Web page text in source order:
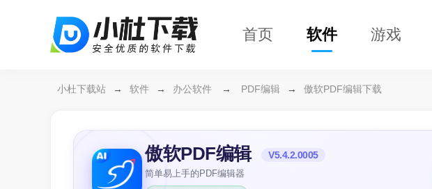
首页 软件 游戏
小杜下载站 → 软件 → 办公软件 → PDF编辑 → 傲软PDF编辑下载
傲软PDF编辑 V5.4.2.0005
简单易上手的PDF编辑器